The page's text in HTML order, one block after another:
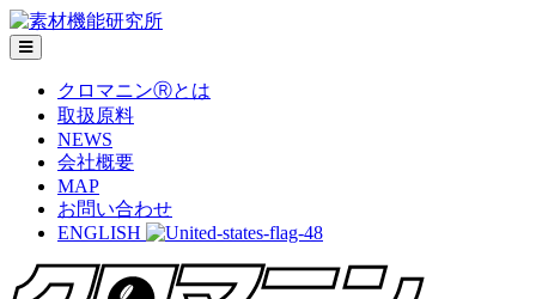
クロマニンⓇとは
取扱原料
NEWS
会社概要
MAP
お問い合わせ
ENGLISH